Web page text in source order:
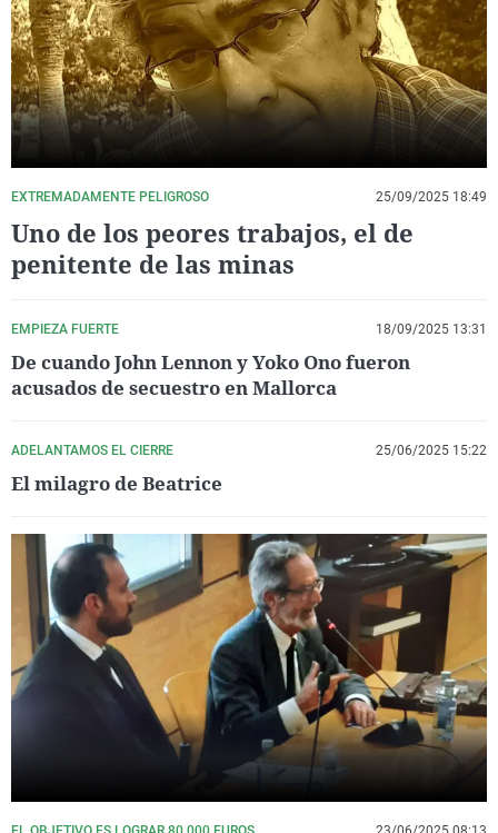
La rosa de los vientos
Gente viajera
Como el perro y el
Caso
Retornados
Equipo de
Operación Viuda
Extremadura
Galicia
La Rioja
País Vasco
Virales
Televisión
Elecciones
EXTREMADAMENTE PELIGROSO 25/09/2025 18:49
Uno de los peores trabajos, el de
penitente de las minas
EMPIEZA FUERTE 18/09/2025 13:31
De cuando John Lennon y Yoko Ono fueron
acusados de secuestro en Mallorca
ADELANTAMOS EL CIERRE 25/06/2025 15:22
El milagro de Beatrice